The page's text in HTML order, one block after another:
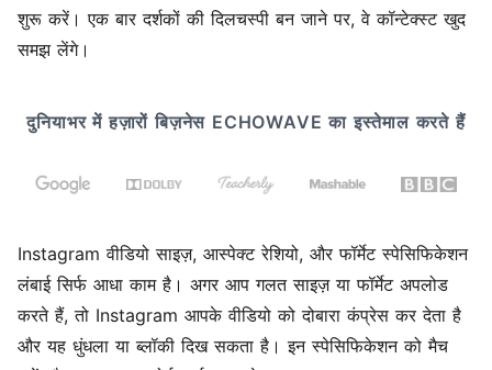
शुरू करें। एक बार दर्शकों की दिलचस्पी बन जाने पर, वे कॉन्टेक्स्ट खुद
समझ लेंगे।
दुनियाभर में हज़ारों बिज़नेस ECHOWAVE का इस्तेमाल करते हैं
Instagram वीडियो साइज़, आस्पेक्ट रेशियो, और फॉर्मेट स्पेसिफिकेशन
लंबाई सिर्फ आधा काम है। अगर आप गलत साइज़ या फॉर्मेट अपलोड
करते हैं, तो Instagram आपके वीडियो को दोबारा कंप्रेस कर देता है
और यह धुंधला या ब्लॉकी दिख सकता है। इन स्पेसिफिकेशन को मैच